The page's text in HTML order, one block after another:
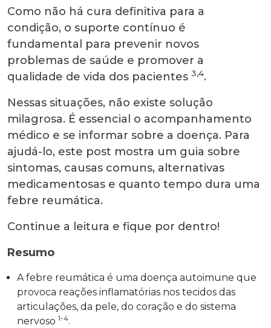
Como não há cura definitiva para a
condição, o suporte contínuo é
fundamental para prevenir novos
problemas de saúde e promover a
qualidade de vida dos pacientes 3,4.
Nessas situações, não existe solução
milagrosa. É essencial o acompanhamento
médico e se informar sobre a doença. Para
ajudá-lo, este post mostra um guia sobre
sintomas, causas comuns, alternativas
medicamentosas e quanto tempo dura uma
febre reumática.
Continue a leitura e fique por dentro!
Resumo
A febre reumática é uma doença autoimune que
provoca reações inflamatórias nos tecidos das
articulações, da pele, do coração e do sistema
nervoso 1-4.